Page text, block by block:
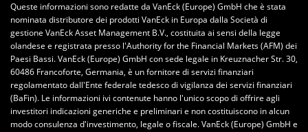
Queste informazioni sono redatte da VanEck (Europe) GmbH che è stata
nominata distributore dei prodotti VanEck in Europa dalla Società di
gestione VanEck Asset Management B.V., costituita ai sensi della legge
olandese e registrata presso l'Authority for the Financial Markets (AFM) dei
Paesi Bassi. VanEck (Europe) GmbH con sede legale in Kreuznacher Str. 30,
60486 Francoforte, Germania, è un fornitore di servizi finanziari
regolamentato dall'Ente federale tedesco di vigilanza dei servizi finanziari
(BaFin). Le informazioni ivi contenute hanno l'unico scopo di offrire agli
investitori indicazioni generiche e preliminari e non costituiscono in alcun
modo consulenza d'investimento, legale o fiscale. VanEck (Europe) GmbH e